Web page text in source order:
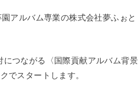
アルバム専業の株式会社夢ふぉと
つながる〈国際貢献アルバム背景
でスタートします。